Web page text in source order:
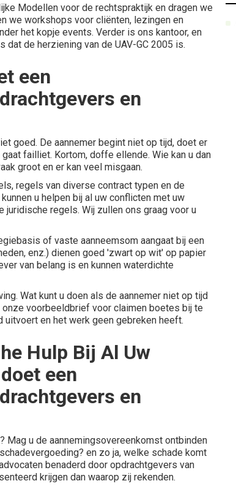
Modellen voor de rechtspraktijk en dragen we
we workshops voor cliënten, lezingen en
het kopje events. Verder is ons kantoor, en
de herziening van de UAV-GC 2005 is.
een
en
goed. De aannemer begint niet op tijd, doet er
failliet. Kortom, doffe ellende. Wie kan u dan
groot en er kan veel misgaan.
regels van diverse contract typen en de
u helpen bij al uw conflicten met uw
juridische regels. Wij zullen ons graag voor u
of vaste aanneemsom aangaat bij een
enz.) dienen goed 'zwart op wit' op papier
van belang is en kunnen waterdichte
Wat kunt u doen als de aannemer niet op tijd
voorbeeldbrief voor claimen boetes bij te
uitvoert en het werk geen gebreken heeft.
Hulp Bij Al Uw
een
en
Mag u de aannemingsovereenkomst ontbinden
en zo ja, welke schade komt
benaderd door opdrachtgevers van
krijgen dan waarop zij rekenden.